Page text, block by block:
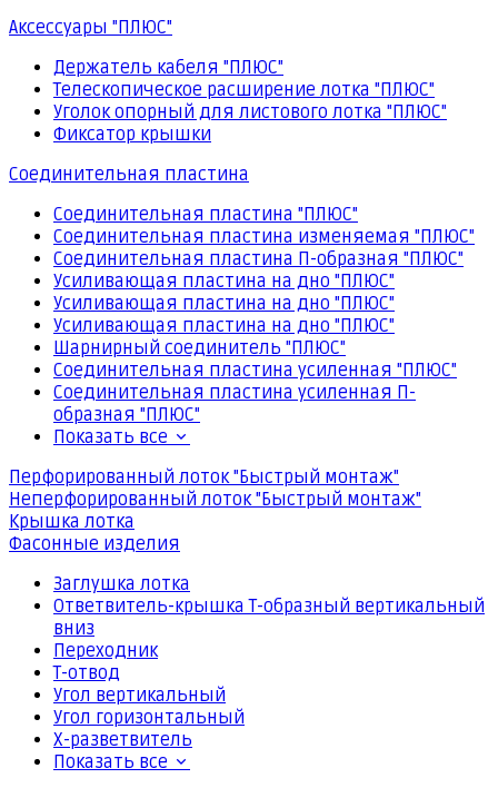
Аксессуары "ПЛЮС"
Держатель кабеля "ПЛЮС"
Телескопическое расширение лотка "ПЛЮС"
Уголок опорный для листового лотка "ПЛЮС"
Фиксатор крышки
Соединительная пластина
Соединительная пластина "ПЛЮС"
Соединительная пластина изменяемая "ПЛЮС"
Соединительная пластина П-образная "ПЛЮС"
Усиливающая пластина на дно "ПЛЮС"
Усиливающая пластина на дно "ПЛЮС"
Усиливающая пластина на дно "ПЛЮС"
Шарнирный соединитель "ПЛЮС"
Соединительная пластина усиленная "ПЛЮС"
Соединительная пластина усиленная П-
образная "ПЛЮС"
Показать все
Перфорированный лоток "Быстрый монтаж"
Неперфорированный лоток "Быстрый монтаж"
Крышка лотка
Фасонные изделия
Заглушка лотка
Ответвитель-крышка Т-образный вертикальный
вниз
Переходник
Т-отвод
Угол вертикальный
Угол горизонтальный
Х-разветвитель
Показать все